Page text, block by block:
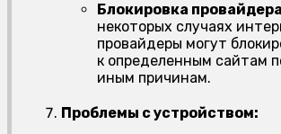
Блокировка
некоторых случаях
провайдеры могут
к определенным сайтам
иным причинам.
Проблемы с устройством: